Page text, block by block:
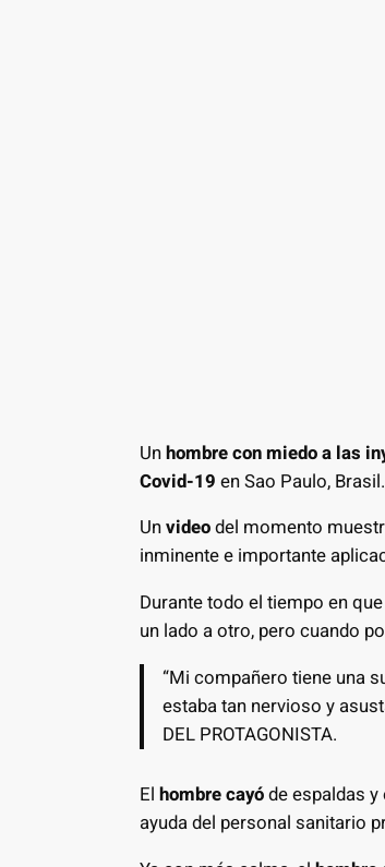
Unhombre con miedo a las
Covid-19 en Sao Paulo,
Unvideodel momento
inminente e importante
Durante todo el tiempo en
un lado a otro, pero cuando
“Mi compañero tiene una
estaba tan nervioso y
DEL PROTAGONISTA.
El hombre cayóde espaldas
ayuda del personal sanitario